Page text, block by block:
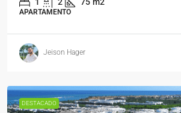
APARTAMENTO
Jeison Hager
DESTACADO